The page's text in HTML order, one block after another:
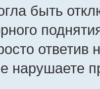
быть
ответив
нарушаете